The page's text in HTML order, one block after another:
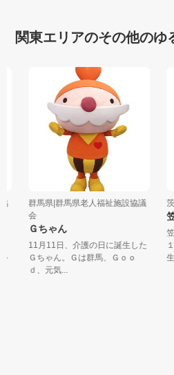
関東エリアのその他のゆ
群馬県|群馬県老人福祉施設協議
会
Ｇちゃん
11月11日、介護の日に誕生した
Ｇちゃん。Ｇは群馬、Ｇｏｏ
ｄ、元気...
茨
笠
１
生